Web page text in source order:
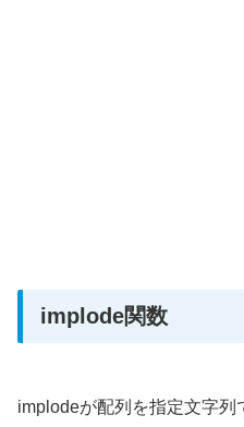
implode関数
implodeが配列を指定文字列